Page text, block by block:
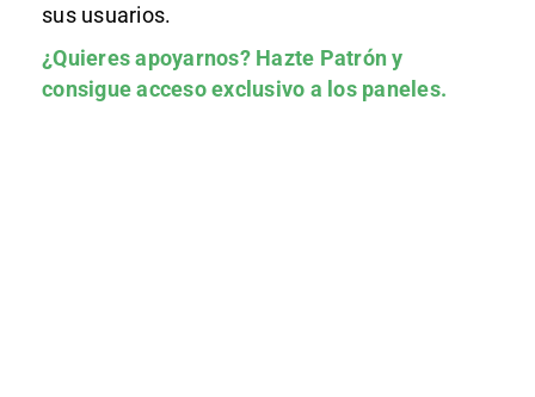
sus usuarios.
¿Quieres apoyarnos? Hazte Patróny
consigue acceso exclusivo a los paneles.